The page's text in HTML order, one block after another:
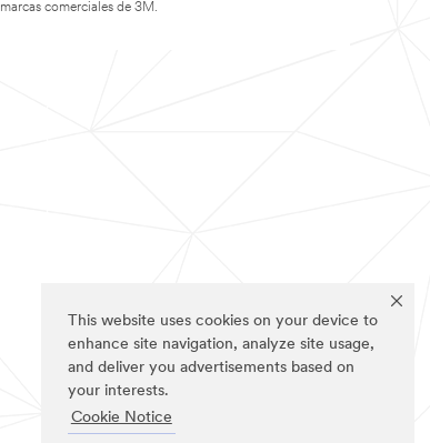
This website uses cookies on your device to
enhance site navigation, analyze site usage,
and deliver you advertisements based on
your interests.
Cookie Notice
marcas comerciales de 3M.